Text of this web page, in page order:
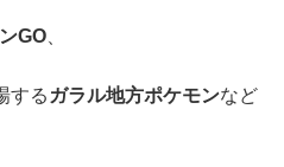
GO
する ガラル地方ポケモンなど